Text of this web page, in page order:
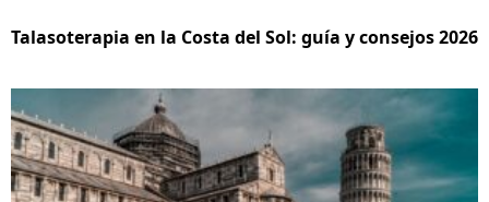
Talasoterapia en la Costa del Sol: guía y consejos 2026